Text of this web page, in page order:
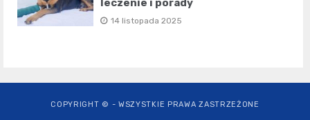
leczenie i porady
14 listopada 2025
COPYRIGHT © - WSZYSTKIE PRAWA ZASTRZEŻONE